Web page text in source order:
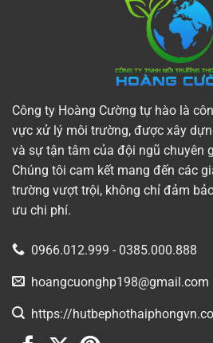
Công ty Hoàng Cường tự hào là
vực xử lý môi trường, được xây
và sự tận tâm của đội ngũ chuyên
Chúng tôi cam kết mang đến các
trường vượt trội, không chỉ đảm
ưu chi phí.
0966.012.999 - 0385.000.888
hoangcuonghp198@gmail.com
https://